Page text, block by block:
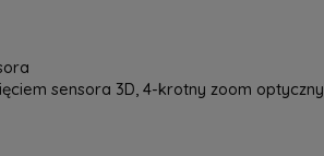
sensora 3D, 4-krotny zoom optyczny